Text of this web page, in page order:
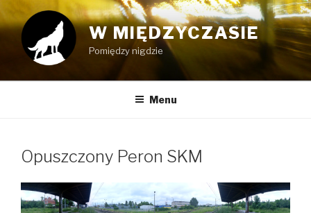
Przeskocz
do
treści
W MIĘDZYCZASIE
Pomiędzy nigdzie
Menu
Opuszczony Peron SKM